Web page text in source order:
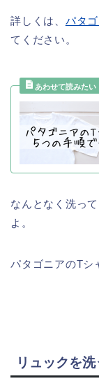
詳しくは、 パタ
てください。
なんとなく洗っ
よ。
パタゴニアのTシ
リュックを